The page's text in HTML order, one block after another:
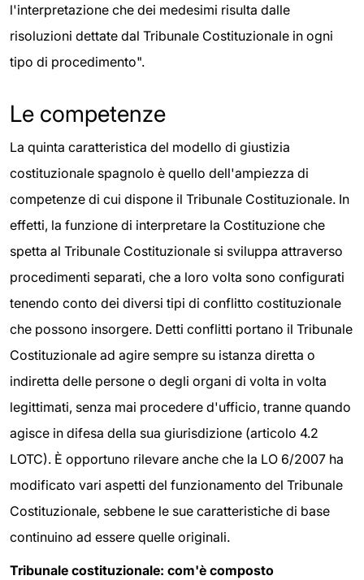
l'interpretazione che dei medesimi risulta dalle
risoluzioni dettate dal Tribunale Costituzionale in ogni
tipo di procedimento".
Le competenze
La quinta caratteristica del modello di giustizia
costituzionale spagnolo è quello dell'ampiezza di
competenze di cui dispone il Tribunale Costituzionale. In
effetti, la funzione di interpretare la Costituzione che
spetta al Tribunale Costituzionale si sviluppa attraverso
procedimenti separati, che a loro volta sono configurati
tenendo conto dei diversi tipi di conflitto costituzionale
che possono insorgere. Detti conflitti portano il Tribunale
Costituzionale ad agire sempre su istanza diretta o
indiretta delle persone o degli organi di volta in volta
legittimati, senza mai procedere d'ufficio, tranne quando
agisce in difesa della sua giurisdizione (articolo 4.2
LOTC). È opportuno rilevare anche che la LO 6/2007 ha
modificato vari aspetti del funzionamento del Tribunale
Costituzionale, sebbene le sue caratteristiche di base
continuino ad essere quelle originali.
Tribunale costituzionale: com'è composto